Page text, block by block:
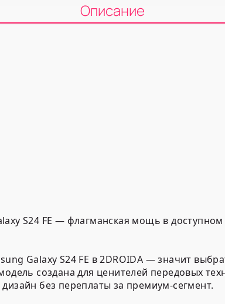
Описание
S24 FE — флагманская мощь в
Galaxy S24 FE в 2DROIDA — значит
создана для ценителей передовых
без переплаты за премиум-сегмент.